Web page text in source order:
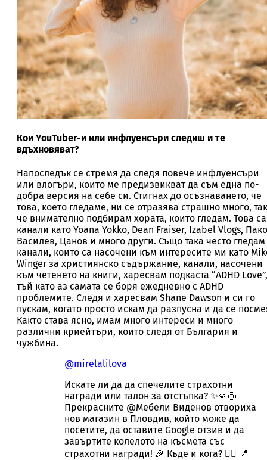
Кои YouTuber-и или инфлуенсъри следиш и те
вдъхновяват?
Напоследък се стремя да следя повече инфлуенсъри
или влогъри, които ме предизвикват да съм една по-
добра версия на себе си. Стигнах до осъзнаването, че
това, което гледаме, ни се отразява страшно много,
че внимателно подбирам хората, които гледам. Това са
канали като Yoana Yokko, Dean Fraiser, Izabel Vlogs, Пако
Василев, Цанов и много други. Също така често гледам
канали, които са насочени към интересите ми като
Winger за християнско съдържание, канали, насочени
към четенето на книги, харесвам подкаста “ADHD Love”,
тъй като аз самата се боря ежедневно с ADHD
проблемите. Следя и харесвам Shane Dawson и си го
пускам, когато просто искам да разпусна и да се
Както става ясно, имам много интереси и много
различни криейтъри, които следя от България и
чужбина.
@mirelalilova
Искате ли да да спечелите страхотни
награди или талон за отстъпка? ✨🫵🏼
Прекрасните @Мебели Виденов отвориха
нов магазин в Пловдив, който може да
посетите, да оставите Google отзив и да
завъртите колелото на късмета със
страхотни награди! 🎉 Къде и кога? 👇🏼 📍